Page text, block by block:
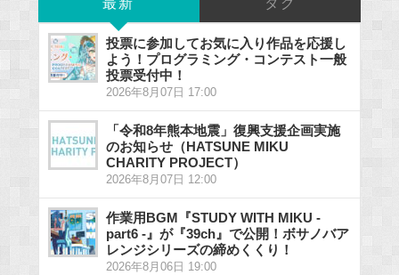
最新 タグ
投票に参加してお気に入り作品を応援し
よう！プログラミング・コンテスト一般
投票受付中！
2026年8月07日 17:00
「令和8年熊本地震」復興支援企画実施
のお知らせ（HATSUNE MIKU
CHARITY PROJECT）
2026年8月07日 12:00
作業用BGM『STUDY WITH MIKU -
part6 -』が『39ch』で公開！ボサノバア
レンジシリーズの締めくくり！
2026年8月06日 19:00